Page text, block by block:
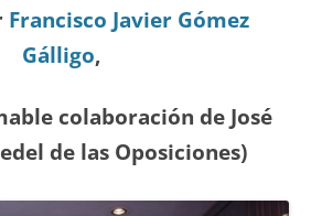
Francisco Javier Gómez
Gálligo,
colaboración de José
de las Oposiciones)